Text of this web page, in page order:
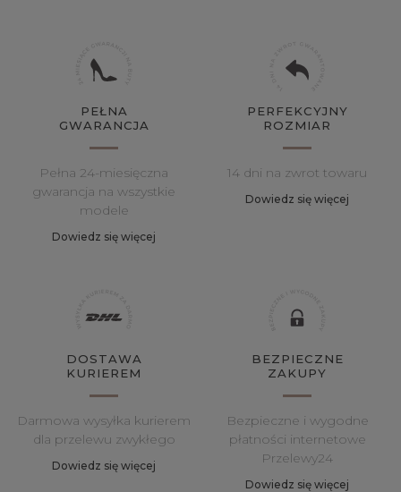
PEŁNA
GWARANCJA
Pełna 24-miesięczna
gwarancja na wszystkie
modele
Dowiedz się więcej
PERFEKCYJNY
ROZMIAR
14 dni na zwrot towaru
Dowiedz się więcej
DOSTAWA
KURIEREM
Darmowa wysyłka kurierem
dla przelewu zwykłego
Dowiedz się więcej
BEZPIECZNE
ZAKUPY
Bezpieczne i wygodne
płatności internetowe
Przelewy24
Dowiedz się więcej